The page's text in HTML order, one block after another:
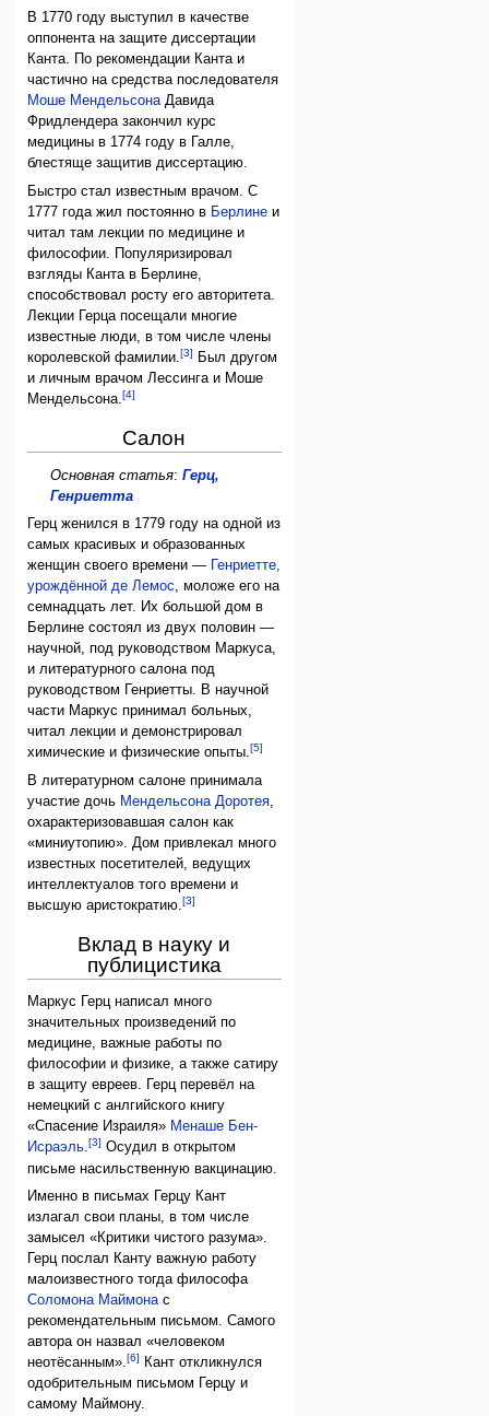
В 1770 году выступил в качестве
оппонента на защите диссертации
Канта. По рекoмeндации Канта и
частично на средства последователя
Моше МендельсонаДавида
Фридлендера закончил курс
медицины в 1774 году в Галле,
блестяще защитив диссертацию.
Быстро стал известным врачом. С
1777 года жил постоянно в Берлине и
читал там лекции по медицине и
философии. Популяризировал
взгляды Канта в Берлине,
способствовал росту его авторитета.
Лекции Герца посещали многие
известные люди, в том числе члены
королевской фамилии.[3]
Был другом
и личным врачом Лессинга и Моше
Мендельсона.[4]
Салон
Основная статья: Герц,
Генриетта
Герц женился в 1779 году на одной из
самых красивых и образованных
женщин своего времени —
Генриетте,
урождённой де Лемос, моложе его на
семнадцать лет. Их большой дом в
Берлине состоял из двух половин —
научной, под руководством Маркуса,
и литературного салона под
руководством Генриетты. В научной
части Маркус принимал больных,
читал лекции и демонстрировал
химические и физические опыты.[5]
В литературном салоне принимала
участие дочь Мендельсона Доротея
охарактеризовавшая салон как
«миниутопию». Дом привлекал много
известных посетителей, ведущих
интеллектуалов того времени и
высшую аристократию.[3]
Вклад в науку и
публицистика
Маркус Герц написал много
значительных произведений по
медицине, важные работы по
философии и физике, а также сатиру
в защиту евреев. Герц перевёл на
немецкий с анлгийского книгу
«Спасение Израиля» Менаше Бен-
Исраэль.[3] Осудил в открытом
письме насильственную вакцинацию.
Именно в письмах Герцу Кант
излагал свои планы, в том числе
замысел «Критики чистого разума».
Герц послал Канту важную работу
малоизвестного тогда философа
Соломона Маймонас
рекомендательным письмом. Самого
автора он назвал «человеком
неотёсанным».[6]
Кант откликнулся
одобрительным письмом Герцу и
самому Маймону.